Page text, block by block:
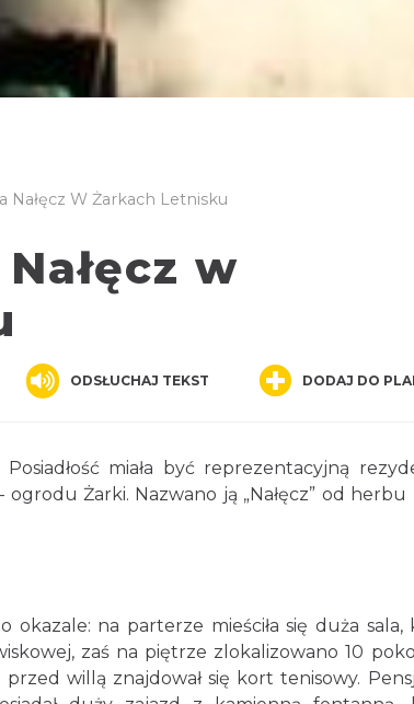
Nałęcz W Żarkach Letnisku
w
ODSŁUCHAJ TEKST DODAJ DO
miała być reprezentacyjną
ogrodu Żarki. Nazwano ją „Nałęcz” od
na parterze mieściła się duża sala,
zaś na piętrze zlokalizowano 10
willą znajdował się kort tenisowy.